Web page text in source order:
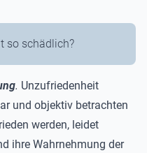
so schädlich?
. Unzufriedenheit
und objektiv betrachten
werden, leidet
ihre Wahrnehmung der